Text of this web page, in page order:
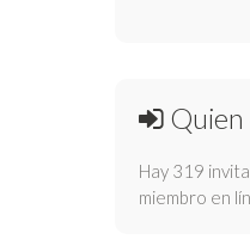
Quien
Hay 319
miembro en